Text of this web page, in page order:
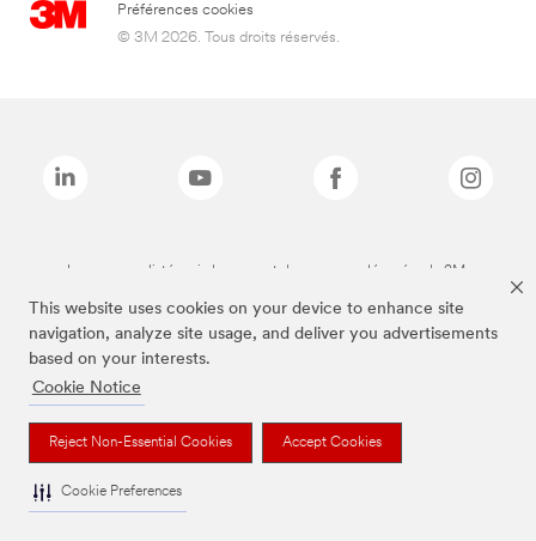
This website uses cookies on your device to enhance site
navigation, analyze site usage, and deliver you advertisements
based on your interests.
Cookie Notice
Reject Non-Essential Cookies Accept Cookies
Cookie Preferences
Préférences cookies
© 3M 2026. Tous droits réservés.
Les marques listées ci-dessus sont des marques déposées de 3M.